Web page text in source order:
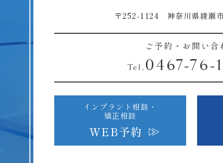
〒252-1124 神奈川県綾瀬
ご予約・お問い合
Tel. 0467-76-
インプラント相談・
矯正相談
WEB予約